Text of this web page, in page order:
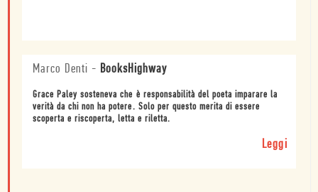
Marco Denti - BooksHighway
Grace Paley sosteneva che è responsabilità del poeta imparare la
verità da chi non ha potere. Solo per questo merita di essere
scoperta e riscoperta, letta e riletta.
Leggi